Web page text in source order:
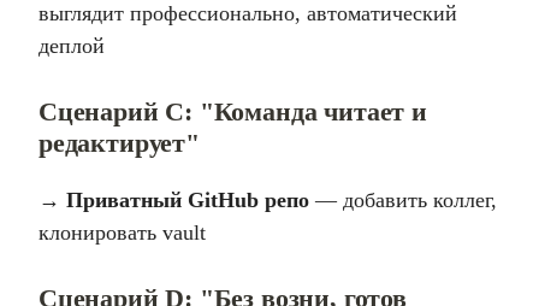
выглядит профессионально, автоматический
деплой
Сценарий C: "Команда читает и
редактирует"
→ Приватный GitHub репо — добавить коллег,
клонировать vault
Сценарий D: "Без возни, готов